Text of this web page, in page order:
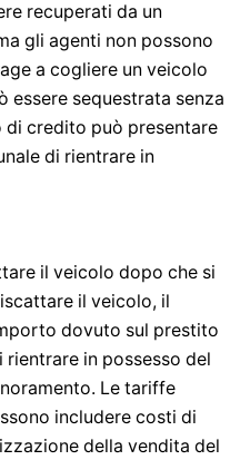
recuperati da un
gli agenti non possono
a cogliere un veicolo
essere sequestrata senza
credito può presentare
di rientrare in
il veicolo dopo che si
il veicolo, il
dovuto sul prestito
rientrare in possesso del
Le tariffe
includere costi di
della vendita del